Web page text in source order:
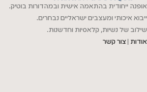
אופנה ייחודית בהתאמה אישית ובמהדורות בוטיק.
ייבוא איכותי ומעצבים ישראליים נבחרים.
שילוב של נשיות, קלאסיות וחדשנות.
אודות
צור קשר